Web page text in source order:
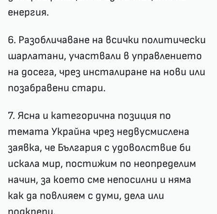
енергия.
6. Разобличаване на всички политически
шарлатани, участвали в управлението
на досега, чрез инсталиране на нови или
позабравени стари.
7. Ясна и категорична позиция по
темата Украйна чрез недвусмислена
заявка, че България с удоволствие би
искала мир, постижим по неопределим
начин, за което сме непосилни и няма
как да повлияем с думи, дела или